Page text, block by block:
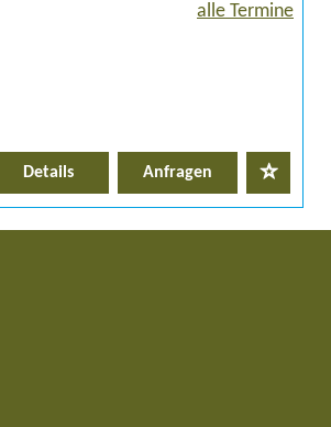
alle Termine
Details Anfragen